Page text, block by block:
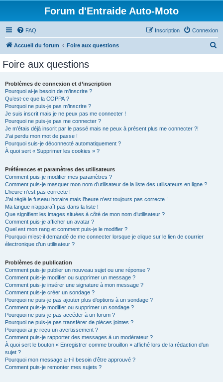
Forum d'Entraide Auto-Moto
FAQ Connexion
Inscription
Accueil du forum Foire aux questions
Foire aux questions
Problèmes de connexion et d’inscription
Pourquoi ai-je besoin de m’inscrire ?
Qu’est-ce que la COPPA ?
Pourquoi ne puis-je pas m’inscrire ?
Je suis inscrit mais je ne peux pas me connecter !
Pourquoi ne puis-je pas me connecter ?
Je m’étais déjà inscrit par le passé mais ne peux à présent plus me connecter ?!
J’ai perdu mon mot de passe !
Pourquoi suis-je déconnecté automatiquement ?
À quoi sert « Supprimer les cookies » ?
Préférences et paramètres des utilisateurs
Comment puis-je modifier mes paramètres ?
Comment puis-je masquer mon nom d’utilisateur de la liste des utilisateurs en ligne ?
L’heure n’est pas correcte !
J’ai réglé le fuseau horaire mais l’heure n’est toujours pas correcte !
Ma langue n’apparaît pas dans la liste !
Que signifient les images situées à côté de mon nom d’utilisateur ?
Comment puis-je afficher un avatar ?
Quel est mon rang et comment puis-je le modifier ?
Pourquoi m’est-il demandé de me connecter lorsque je clique sur le lien de courrier
électronique d’un utilisateur ?
Problèmes de publication
Comment puis-je publier un nouveau sujet ou une réponse ?
Comment puis-je modifier ou supprimer un message ?
Comment puis-je insérer une signature à mon message ?
Comment puis-je créer un sondage ?
Pourquoi ne puis-je pas ajouter plus d’options à un sondage ?
Comment puis-je modifier ou supprimer un sondage ?
Pourquoi ne puis-je pas accéder à un forum ?
Pourquoi ne puis-je pas transférer de pièces jointes ?
Pourquoi ai-je reçu un avertissement ?
Comment puis-je rapporter des messages à un modérateur ?
À quoi sert le bouton « Enregistrer comme brouillon » affiché lors de la rédaction d’un
sujet ?
Pourquoi mon message a-t-il besoin d’être approuvé ?
Comment puis-je remonter mes sujets ?